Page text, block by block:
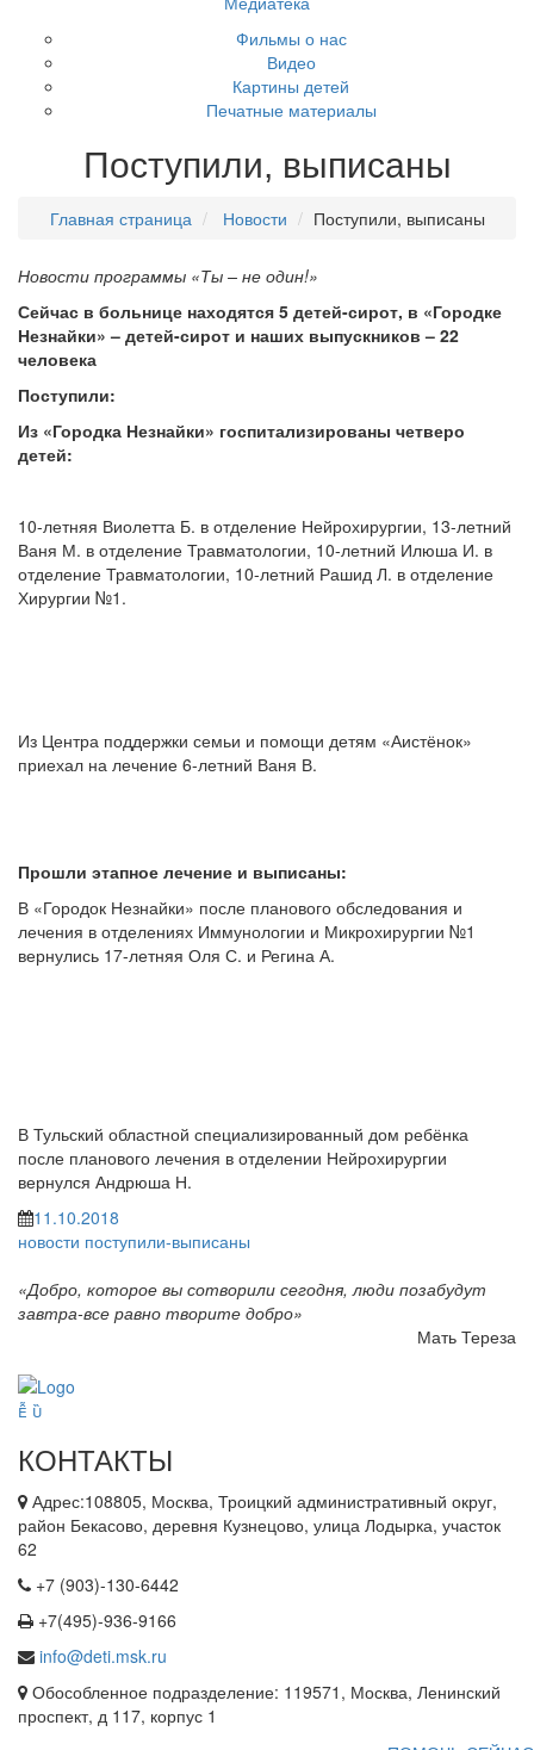
Фильмы о нас
Видео
Картины детей
Печатные материалы
Поступили, выписаны
Главная страница Новости Поступили, выписаны
Новости программы «Ты – не один!»
Сейчас в больнице находятся 5 детей-сирот, в «Городке
Незнайки» – детей-сирот и наших выпускников – 22
человека
Поступили:
Из «Городка Незнайки» госпитализированы четверо
детей:
10-летняя Виолетта Б. в отделение Нейрохирургии, 13-летний
Ваня М. в отделение Травматологии, 10-летний Илюша И. в
отделение Травматологии, 10-летний Рашид Л. в отделение
Хирургии №1.
Из Центра поддержки семьи и помощи детям «Аистёнок»
приехал на лечение 6-летний Ваня В.
Прошли этапное лечение и выписаны:
В «Городок Незнайки» после планового обследования и
лечения в отделениях Иммунологии и Микрохирургии №1
вернулись 17-летняя Оля С. и Регина А.
В Тульский областной специализированный дом ребёнка
после планового лечения в отделении Нейрохирургии
вернулся Андрюша Н.
11.10.2018
новости поступили-выписаны
«Добро, которое вы сотворили сегодня, люди позабудут
завтра-все равно творите добро»
Мать Тереза
КОНТАКТЫ
Адрес:108805, Москва, Троицкий административный округ,
район Бекасово, деревня Кузнецово, улица Лодырка, участок
62
+7 (903)-130-6442
+7(495)-936-9166
info@deti.msk.ru
Обособленное подразделение: 119571, Москва, Ленинский
проспект, д 117, корпус 1